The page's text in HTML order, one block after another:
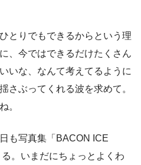
とりでもできるからという理
、今ではできるだけたくさん
いな、なんて考えてるように
さぶってくれる波を求めて。
。
も写真集「BACON ICE
。いまだにちょっとよくわ